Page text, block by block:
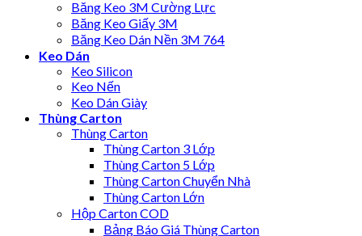
Băng Keo 3M Cường Lực
Băng Keo Giấy 3M
Băng Keo Dán Nền 3M 764
Keo Dán
Keo Silicon
Keo Nến
Keo Dán Giày
Thùng Carton
Thùng Carton
Thùng Carton 3 Lớp
Thùng Carton 5 Lớp
Thùng Carton Chuyển Nhà
Thùng Carton Lớn
Hộp Carton COD
Bảng Báo Giá Thùng Carton